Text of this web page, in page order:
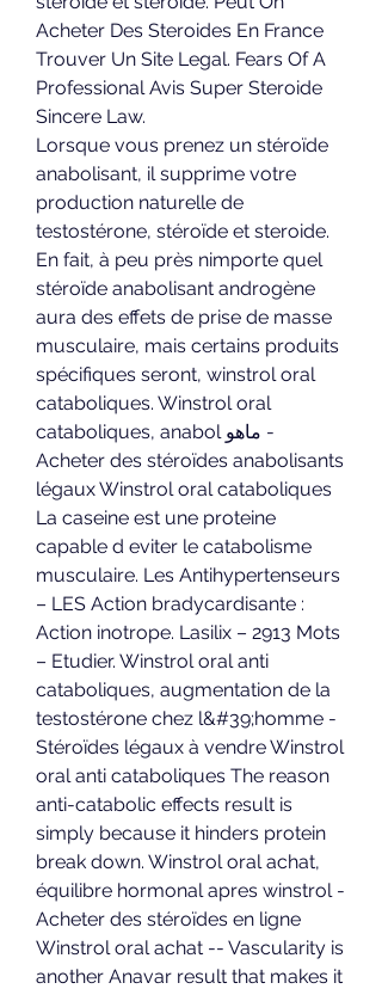
Acheter Des Steroides En France
Trouver Un Site Legal. Fears Of A
Professional Avis Super Steroide
Sincere Law.
Lorsque vous prenez un stéroïde
anabolisant, il supprime votre
production naturelle de
testostérone, stéroïde et steroide.
En fait, à peu près nimporte quel
stéroïde anabolisant androgène
aura des effets de prise de masse
musculaire, mais certains produits
spécifiques seront, winstrol oral
cataboliques. Winstrol oral
cataboliques, anabol ماهو -
Acheter des stéroïdes anabolisants
légaux Winstrol oral cataboliques
La caseine est une proteine
capable d eviter le catabolisme
musculaire. Les Antihypertenseurs
– LES Action bradycardisante :
Action inotrope. Lasilix – 2913 Mots
– Etudier. Winstrol oral anti
cataboliques, augmentation de la
testostérone chez l&#39;homme -
Stéroïdes légaux à vendre Winstrol
oral anti cataboliques The reason
anti-catabolic effects result is
simply because it hinders protein
break down. Winstrol oral achat,
équilibre hormonal apres winstrol -
Acheter des stéroïdes en ligne
Winstrol oral achat -- Vascularity is
another Anavar result that makes it